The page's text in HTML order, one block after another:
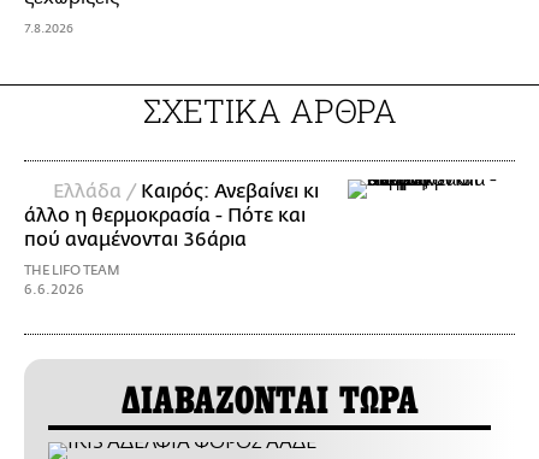
7.8.2026
ΣΧΕΤΙΚΑ ΑΡΘΡΑ
Ελλάδα / Καιρός: Ανεβαίνει κι
άλλο η θερμοκρασία - Πότε και
πού αναμένονται 36άρια
THE LIFO TEAM
6.6.2026
ΔΙΑΒΑΖΟΝΤΑΙ ΤΩΡΑ